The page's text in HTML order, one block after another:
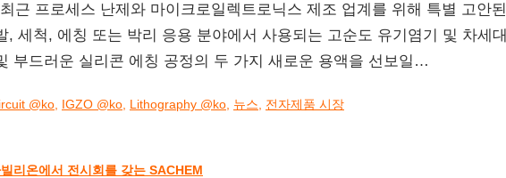
근 프로세스 난제와 마이크로일렉트로닉스 제조 업계를 위해 특별 고안
세척, 에칭 또는 박리 응용 분야에서 사용되는 고순도 유기염기 및 차세
부드러운 실리콘 에칭 공정의 두 가지 새로운 용액을 선보일…
@ko IGZO @ko Lithography @ko 뉴스 전자제품 시장
리온에서 전시회를 갖는 SACHEM